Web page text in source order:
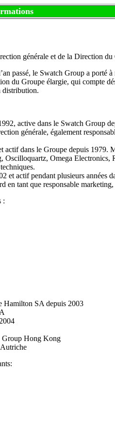
générale et de la Direction du
passé, le Swatch Group a porté
du Groupe élargie, qui compte
distribution.
active dans le Swatch Group
générale, également
dans le Groupe depuis 1979.
Omega Electronics,
actif pendant plusieurs années
en tant que responsable
:
Hamilton SA depuis 2003
Group Hong Kong